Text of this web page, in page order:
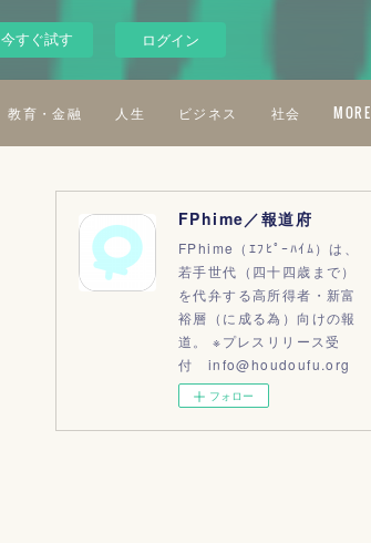
今すぐ試す ログイン
教育・金融 人生 ビジネス 社会 MORE
FPhime／報道府
FPhime（ｴﾌﾋﾟｰﾊｲﾑ）は、
若手世代（四十四歳まで）
を代弁する高所得者・新富
裕層（に成る為）向けの報
道。 ※プレスリリース受
付 info@houdoufu.org
フォロー